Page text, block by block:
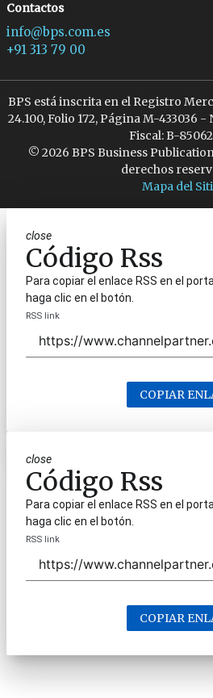
Contactos
info@bps.com.es
+91 313 79 00
BPS está inscrita en el Registro
24.100, Folio 172, Página M-433036
Fiscal: B-
© 2026 BPS Business
derechos
Mapa del
close
Código Rss
Para copiar el enlace RSS en el
haga clic en el botón.
RSS link
COPIAR
close
Código Rss
Para copiar el enlace RSS en el
haga clic en el botón.
RSS link
COPIAR